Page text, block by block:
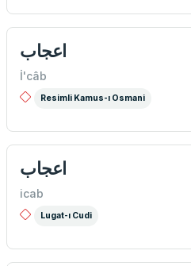
اعجاب
İ'câb
Resimli Kamus-ı Osmani
اعجاب
icab
Lugat-ı Cudi